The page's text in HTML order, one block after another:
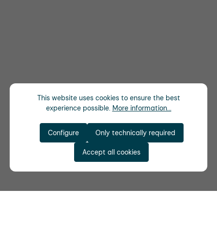
This website uses cookies to ensure the best
experience possible. More information...
Only technically required
Configure
Accept all cookies